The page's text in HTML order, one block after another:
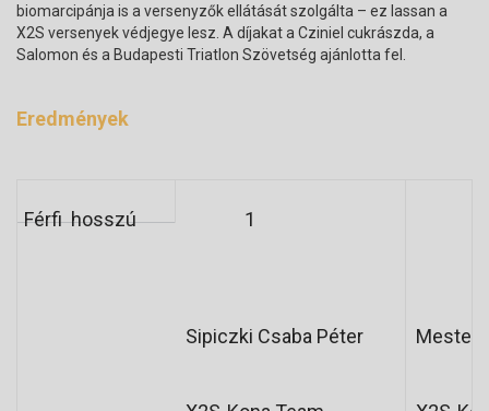
biomarcipánja is a versenyzők ellátását szolgálta – ez lassan a
X2S versenyek védjegye lesz. A díjakat a Cziniel cukrászda, a
Salomon és a Budapesti Triatlon Szövetség ajánlotta fel.
Eredmények
Férfi hosszú 1
Sipiczki Csaba Péter Mester